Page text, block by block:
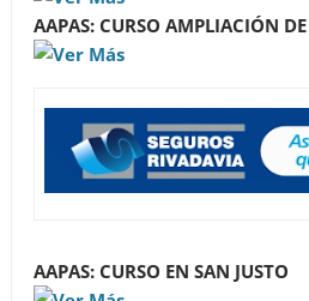
AAPAS: CURSO AMPLIACIÓN
AAPAS: CURSO EN SAN JUSTO